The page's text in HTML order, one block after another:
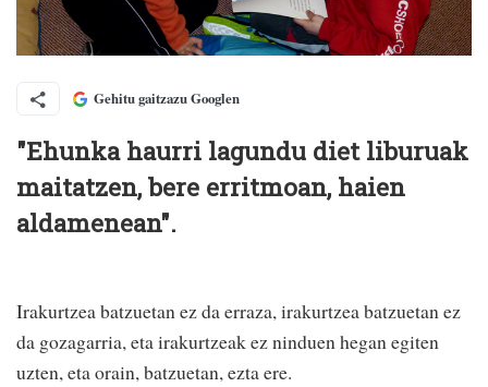
Gehitu gaitzazu Googlen
"Ehunka haurri lagundu diet liburuak
maitatzen, bere erritmoan, haien
aldamenean".
Irakurtzea batzuetan ez da erraza, irakurtzea batzuetan ez
da gozagarria, eta irakurtzeak ez ninduen hegan egiten
uzten, eta orain, batzuetan, ezta ere.